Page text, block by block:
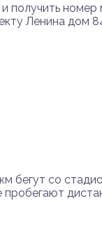
получить
Ленина
бегут со